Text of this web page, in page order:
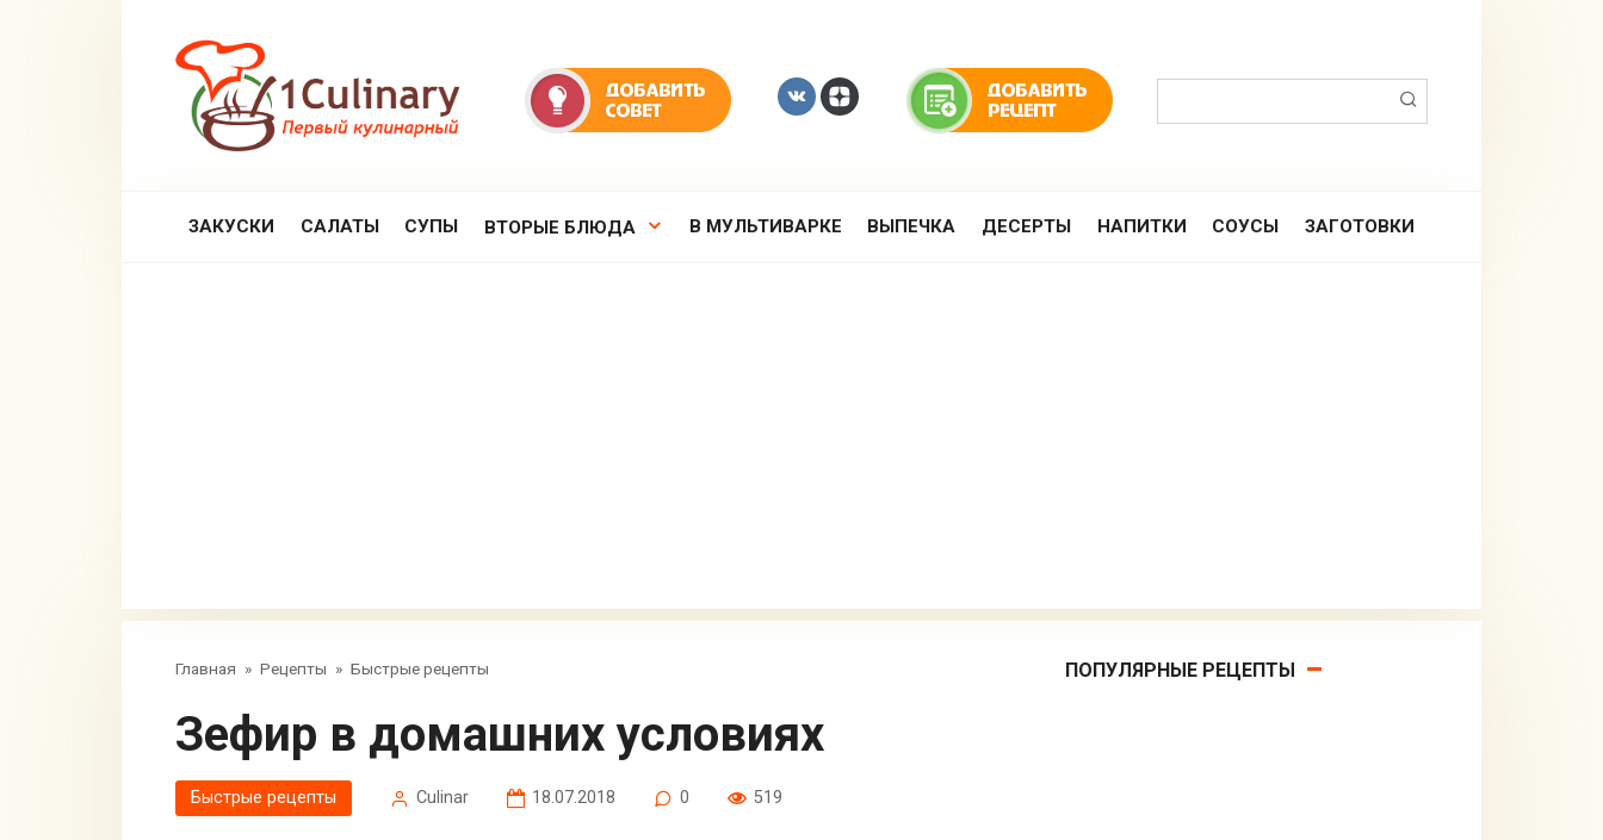
ЗАКУСКИ САЛАТЫ СУПЫ ВТОРЫЕ БЛЮДА В МУЛЬТИВАРКЕ ВЫПЕЧКА ДЕСЕРТЫ НАПИТКИ СОУСЫ ЗАГОТОВКИ
Главная » Рецепты » Быстрые рецепты
Зефир в домашних условиях
Быстрые рецепты Сulinar 18.07.2018 0 519
ПОПУЛЯРНЫЕ РЕЦЕПТЫ